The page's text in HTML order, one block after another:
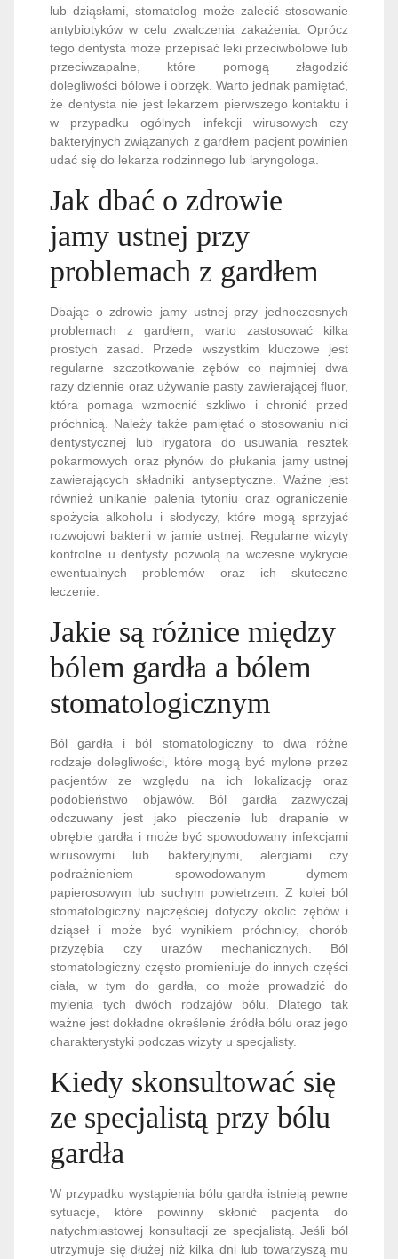
lub dziąsłami, stomatolog może zalecić stosowanie
antybiotyków w celu zwalczenia zakażenia. Oprócz
tego dentysta może przepisać leki przeciwbólowe lub
przeciwzapalne, które pomogą złagodzić
dolegliwości bólowe i obrzęk. Warto jednak pamiętać,
że dentysta nie jest lekarzem pierwszego kontaktu i
w przypadku ogólnych infekcji wirusowych czy
bakteryjnych związanych z gardłem pacjent powinien
udać się do lekarza rodzinnego lub laryngologa.
Jak dbać o zdrowie
jamy ustnej przy
problemach z gardłem
Dbając o zdrowie jamy ustnej przy jednoczesnych
problemach z gardłem, warto zastosować kilka
prostych zasad. Przede wszystkim kluczowe jest
regularne szczotkowanie zębów co najmniej dwa
razy dziennie oraz używanie pasty zawierającej fluor,
która pomaga wzmocnić szkliwo i chronić przed
próchnicą. Należy także pamiętać o stosowaniu nici
dentystycznej lub irygatora do usuwania resztek
pokarmowych oraz płynów do płukania jamy ustnej
zawierających składniki antyseptyczne. Ważne jest
również unikanie palenia tytoniu oraz ograniczenie
spożycia alkoholu i słodyczy, które mogą sprzyjać
rozwojowi bakterii w jamie ustnej. Regularne wizyty
kontrolne u dentysty pozwolą na wczesne wykrycie
ewentualnych problemów oraz ich skuteczne
leczenie.
Jakie są różnice między
bólem gardła a bólem
stomatologicznym
Ból gardła i ból stomatologiczny to dwa różne
rodzaje dolegliwości, które mogą być mylone przez
pacjentów ze względu na ich lokalizację oraz
podobieństwo objawów. Ból gardła zazwyczaj
odczuwany jest jako pieczenie lub drapanie w
obrębie gardła i może być spowodowany infekcjami
wirusowymi lub bakteryjnymi, alergiami czy
podrażnieniem spowodowanym dymem
papierosowym lub suchym powietrzem. Z kolei ból
stomatologiczny najczęściej dotyczy okolic zębów i
dziąseł i może być wynikiem próchnicy, chorób
przyzębia czy urazów mechanicznych. Ból
stomatologiczny często promieniuje do innych części
ciała, w tym do gardła, co może prowadzić do
mylenia tych dwóch rodzajów bólu. Dlatego tak
ważne jest dokładne określenie źródła bólu oraz jego
charakterystyki podczas wizyty u specjalisty.
Kiedy skonsultować się
ze specjalistą przy bólu
gardła
W przypadku wystąpienia bólu gardła istnieją pewne
sytuacje, które powinny skłonić pacjenta do
natychmiastowej konsultacji ze specjalistą. Jeśli ból
utrzymuje się dłużej niż kilka dni lub towarzyszą mu